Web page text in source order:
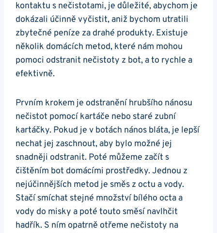
kontaktu⁣ s nečistotami, je důležité, abychom je
dokázali účinně vyčistit, aniž bychom utratili⁢
zbytečné‍ peníze za drahé produkty. Existuje
několik domácích metod, které ‍nám mohou
pomoci odstranit nečistoty z bot, a to ⁣rychle a
efektivně.
Prvním⁤ krokem je odstranění hrubšího nánosu
nečistot pomocí kartáče nebo⁢ staré zubní
kartáčky. Pokud je⁣ v botách nános bláta, ​je lepší
nechat jej zaschnout, aby bylo možné jej
‍snadněji odstranit. Poté můžeme začít s
čištěním bot domácími prostředky. Jednou z
nejúčinnějších metod je směs z octu a vody.​
Stačí smíchat stejné ⁤množství bílého octa a
vody do misky a poté touto směsí navlhčit ​
hadřík. S ním opatrně otřeme nečistoty‍ na